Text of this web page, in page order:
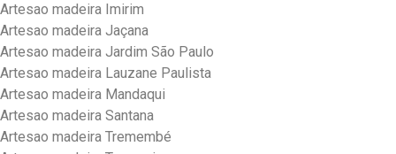
Artesao madeira Imirim
Artesao madeira Jaçana
Artesao madeira Jardim São Paulo
Artesao madeira Lauzane Paulista
Artesao madeira Mandaqui
Artesao madeira Santana
Artesao madeira Tremembé